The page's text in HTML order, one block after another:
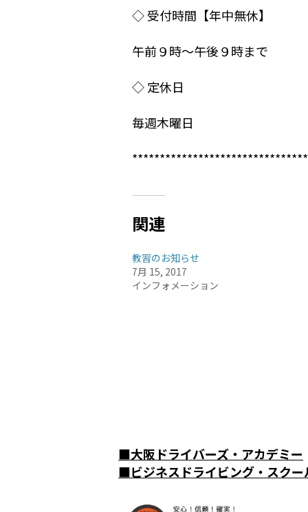
◇ 受付時間【年中無休】
午前９時〜午後９時まで
◇ 定休日
毎週木曜日
関連
教習のお知らせ
7月 15, 2017
インフォメーション
■大阪ドライバーズ・アカデミー
■ビジネスドライビング・スクー